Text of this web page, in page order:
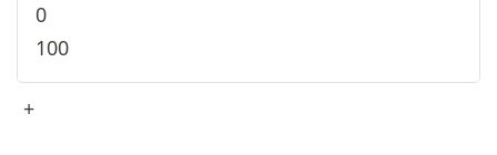
0
100
+